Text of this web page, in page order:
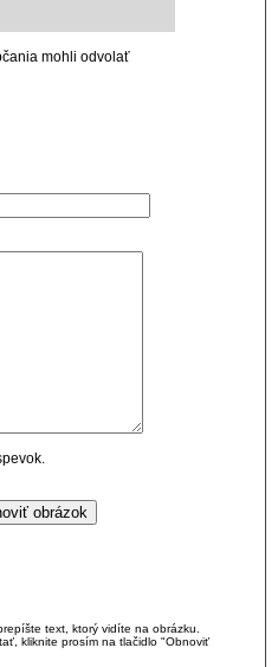
mohli odvolať
text, ktorý vidíte na obrázku.
kliknite prosím na tlačidlo "Obnoviť